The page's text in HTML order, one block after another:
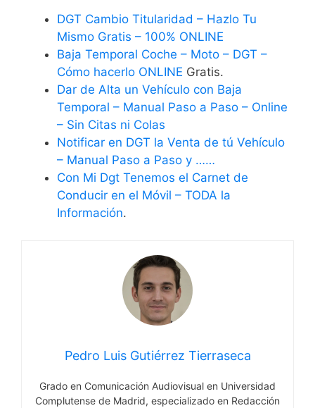
DGT Cambio Titularidad – Hazlo Tu
Mismo Gratis – 100% ONLINE
Baja Temporal Coche – Moto – DGT –
Cómo hacerlo ONLINE Gratis.
Dar de Alta un Vehículo con Baja
Temporal – Manual Paso a Paso – Online
– Sin Citas ni Colas
Notificar en DGT la Venta de tú Vehículo
– Manual Paso a Paso y ……
Con Mi Dgt Tenemos el Carnet de
Conducir en el Móvil – TODA la
Información.
Pedro Luis Gutiérrez Tierraseca
Grado en Comunicación Audiovisual en Universidad
Complutense de Madrid, especializado en Redacción